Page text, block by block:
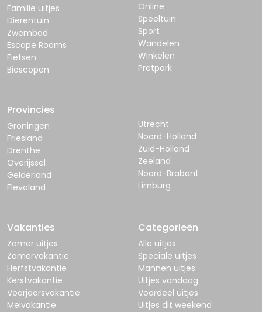
Familie uitjes
Dierentuin
Zwembad
Escape Rooms
Fietsen
Bioscopen
Online
Speeltuin
Sport
Wandelen
Winkelen
Pretpark
Provincies
Groningen
Friesland
Drenthe
Overijssel
Gelderland
Flevoland
Utrecht
Noord-Holland
Zuid-Holland
Zeeland
Noord-Brabant
Limburg
Vakanties
Zomer uitjes
Zomervakantie
Herfstvakantie
Kerstvakantie
Voorjaarsvakantie
Meivakantie
Categorieën
Alle uitjes
Speciale uitjes
Mannen uitjes
Uitjes vandaag
Voordeel uitjes
Uitjes dit weekend